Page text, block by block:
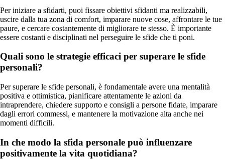
Per iniziare a sfidarti, puoi fissare obiettivi sfidanti ma realizzabili,
uscire dalla tua zona di comfort, imparare nuove cose, affrontare le tue
paure, e cercare costantemente di migliorare te stesso. È importante
essere costanti e disciplinati nel perseguire le sfide che ti poni.
Quali sono le strategie efficaci per superare le sfide
personali?
Per superare le sfide personali, è fondamentale avere una mentalità
positiva e ottimistica, pianificare attentamente le azioni da
intraprendere, chiedere supporto e consigli a persone fidate, imparare
dagli errori commessi, e mantenere la motivazione alta anche nei
momenti difficili.
In che modo la sfida personale può influenzare
positivamente la vita quotidiana?